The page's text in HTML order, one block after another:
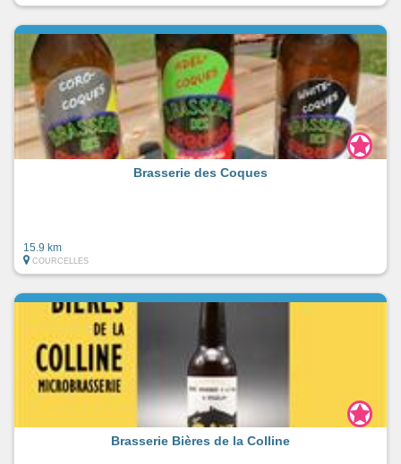
Brasserie des Coques
15.9 km
COURCELLES
Brasserie Bières de la Colline